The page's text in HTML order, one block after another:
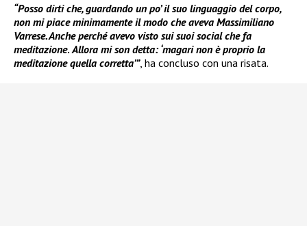
“Posso dirti che, guardando un po’ il suo linguaggio del corpo,
non mi piace minimamente il modo che aveva Massimiliano
Varrese. Anche perché avevo visto sui suoi social che fa
meditazione. Allora mi son detta: ‘magari non è proprio la
meditazione quella corretta’”, ha concluso con una risata.